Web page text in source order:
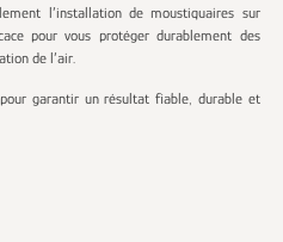
l’installation de moustiquaires sur
pour vous protéger durablement des
de l’air.
garantir un résultat fiable, durable et